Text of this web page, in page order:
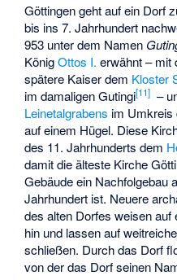
Göttingen geht auf ein Dorf
bis ins 7. Jahrhundert
953 unter dem Namen
KönigOttos I. erwähnt – mit
spätere Kaiser dem Kloster
im damaligen Gutingi[11] –
Leinetalgrabens im
auf einem Hügel. Diese
des 11. Jahrhunderts dem
damit die älteste Kirche
Gebäude ein Nachfolgebau
Jahrhundert ist. Neuere
des alten Dorfes weisen
hin und lassen auf
schließen. Durch das Dorf
von der das Dorf seinen